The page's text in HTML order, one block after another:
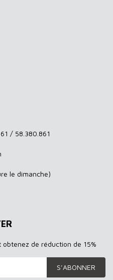
/ 58.380.861
le dimanche)
de réduction de 15%
S’ABONNER